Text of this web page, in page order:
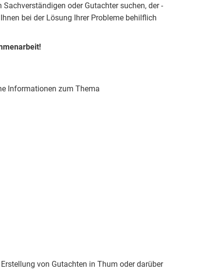
oder Gutachter suchen, der -
bei der Lösung Ihrer Probleme behilflich
Informationen zum Thema
von Gutachten in Thum oder darüber